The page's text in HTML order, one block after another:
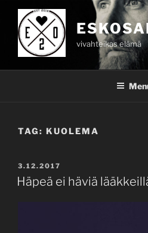
content
vivahteikas elämä
TAG: KUOLEMA
POSTED
ON
3.12.2017
Häpeä ei häviä